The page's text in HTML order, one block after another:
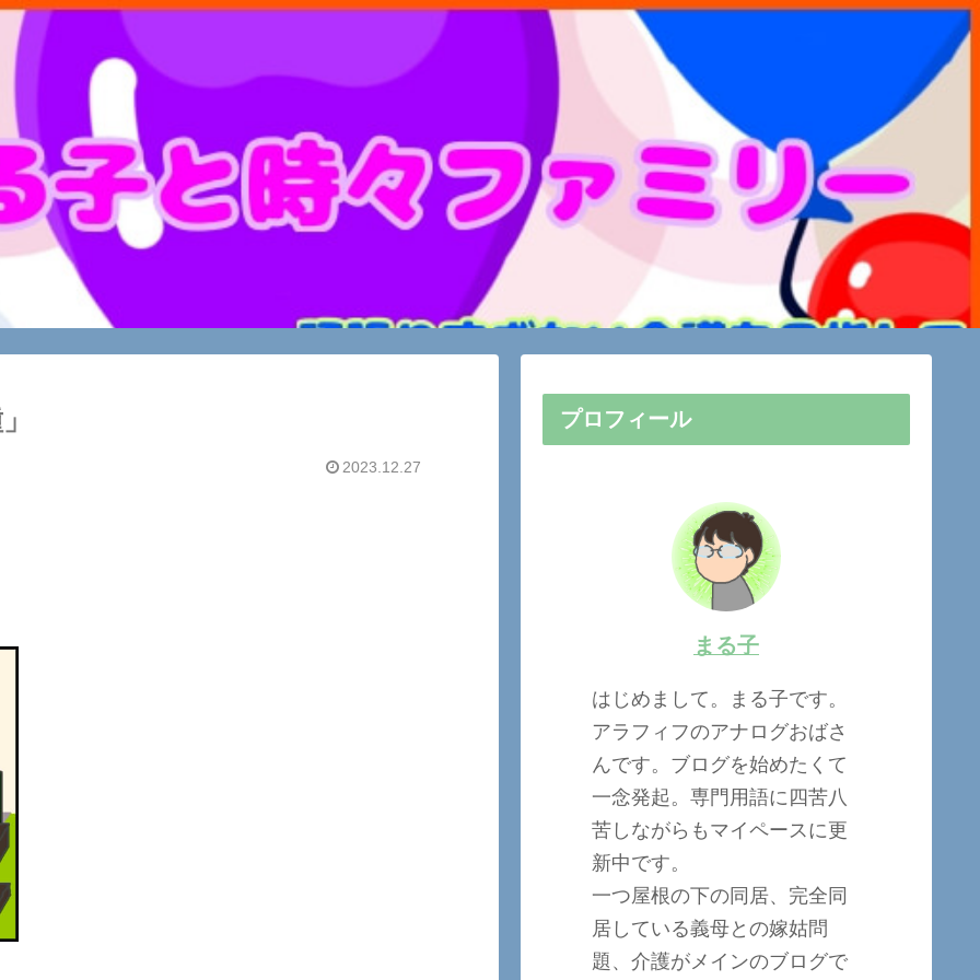
2023.12.27
プロフィール
まる子
はじめまして。まる子です。
アラフィフのアナログおばさ
んです。ブログを始めたくて
一念発起。専門用語に四苦八
苦しながらもマイペースに更
新中です。
一つ屋根の下の同居、完全同
居している義母との嫁姑問
題、介護がメインのブログで